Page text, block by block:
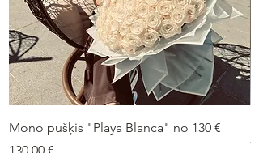
Mono pušķis "Playa Blanca" no 130 €
Cena